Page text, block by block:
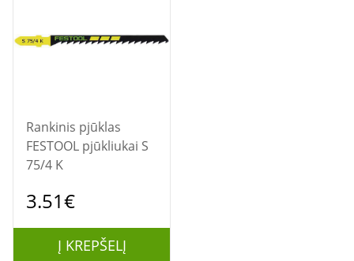
Rankinis pjūklas
FESTOOL pjūkliukai S
75/4 K
3.51€
Į KREPŠELĮ